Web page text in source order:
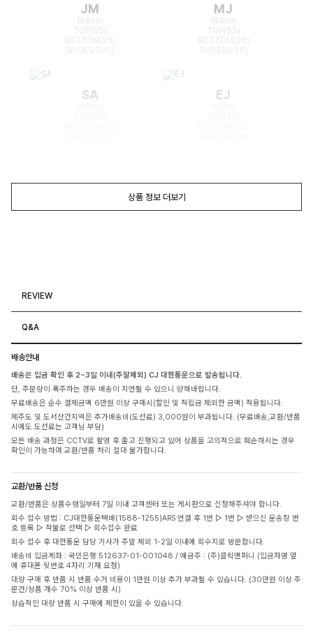
JM
166cm
TOP(55)
BOTTOM(25)
MJ
164cm
TOP(55)
BOTTOM(26)
SA EJ
상품 정보 더보기
REVIEW
Q&A
배송안내
배송은 입금 확인 후 2~3일 이내(주말제외) CJ 대한통운으로 발송됩니다.
단, 주문량이 폭주하는 경우 배송이 지연될 수 있으니 양해바랍니다.
무료배송은 순수 결제금액 6만원 이상 구매시(할인 및 적립금 제외한 금액) 적용됩니다.
제주도 및 도서산간지역은 추가배송비(도선료) 3,000원이 부과됩니다. (무료배송,교환/반품
시에도 도선료는 고객님 부담)
모든 배송 과정은 CCTV로 촬영 후 출고 진행되고 있어 상품을 고의적으로 훼손하시는 경우
확인이 가능하며 교환/반품 처리 절대 불가합니다.
교환/반품 신청
교환/반품은 상품수령일부터 7일 이내 고객센터 또는 게시판으로 신청해주셔야 합니다.
회수 접수 방법 : CJ대한통운택배(1588-1255)ARS 연결 후 1번 ▷ 1번 ▷ 받으신 운송장 번
호 등록 ▷ 착불로 선택 ▷ 회수접수 완료
회수 접수 후 대한통운 담당 기사가 주말 제외 1-2일 이내에 회수지로 방문합니다.
배송비 입금계좌 : 국민은행 512637-01-001048 / 예금주 : (주)클릭앤퍼니 (입금자명 옆
에 휴대폰 뒷번호 4자리 기재 요청)
대량 구매 후 반품 시 반품 수거 비용이 1만원 이상 추가 부과될 수 있습니다. (30만원 이상 주
문건/상품 개수 70% 이상 반품 시)
상습적인 대량 반품 시 구매에 제한이 있을 수 있습니다.